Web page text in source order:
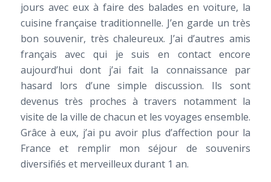
jours avec eux à faire des balades en voiture, la
cuisine française traditionnelle. J’en garde un très
bon souvenir, très chaleureux. J’ai d’autres amis
français avec qui je suis en contact encore
aujourd’hui dont j’ai fait la connaissance par
hasard lors d’une simple discussion. Ils sont
devenus très proches à travers notamment la
visite de la ville de chacun et les voyages ensemble.
Grâce à eux, j’ai pu avoir plus d’affection pour la
France et remplir mon séjour de souvenirs
diversifiés et merveilleux durant 1 an.